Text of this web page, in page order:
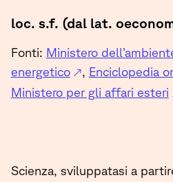
loc. s.f. (dal lat.
Fonti: Ministero
energetico
, Enciclopedia
Ministero per gli affari esteri
Scienza, sviluppatasi a